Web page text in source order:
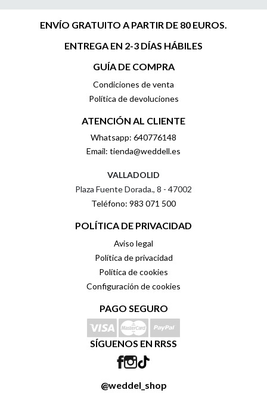
ENVÍO GRATUITO A PARTIR DE 80 EUROS.
ENTREGA EN 2-3 DÍAS HÁBILES
GUÍA DE COMPRA
Condiciones de venta
Política de devoluciones
ATENCIÓN AL CLIENTE
Whatsapp: 640776148
Email: tienda@weddell.es
VALLADOLID
Plaza Fuente Dorada., 8 - 47002
Teléfono: 983 071 500
POLÍTICA DE PRIVACIDAD
Aviso legal
Política de privacidad
Política de cookies
Configuración de cookies
PAGO SEGURO
SÍGUENOS EN RRSS
@weddel_shop